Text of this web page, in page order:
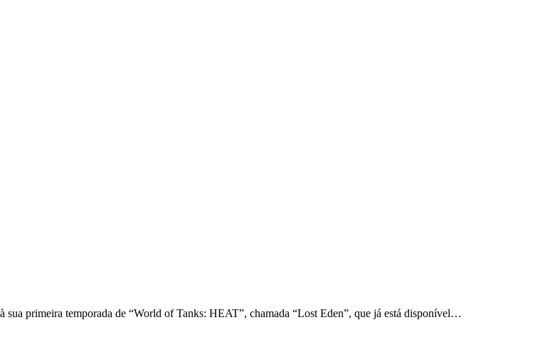
primeira temporada de “World of Tanks: HEAT”, chamada “Lost Eden”, que já está disponível…